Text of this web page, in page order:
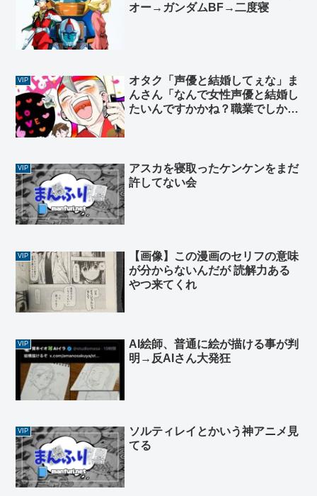
オー→ガンダムBF→二度寝
VIP
オタク「声優と結婚してぇな」ま
んさん「なんで女性声優と結婚し
たいんですかかね？職業でしか見
VIP
アスカを寝取ったケンケンをまだ
許してない会
VIP
【画像】この漫画のセリフの意味
が分からないんだが 読解力ある
やつ来てくれ
VIP
AI絵師、普通に絵が描ける事が判
明→反AIさん大発狂
VIP
ソルティレイとかいう神アニメ見
てる